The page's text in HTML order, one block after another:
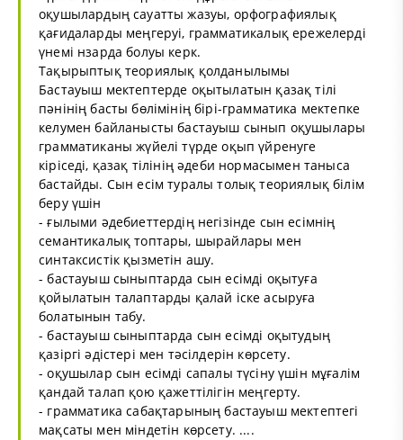
оқушылардың сауатты жазуы, орфографиялық
қағидаларды меңгеруі, грамматикалық ережелерді
үнемі нзарда болуы керк.
Тақырыптық теориялық қолданылымы
Бастауыш мектептерде оқытылатын қазақ тілі
пәнінің басты бөлімінің бірі-грамматика мектепке
келумен байланысты бастауыш сынып оқушылары
грамматиканы жүйелі түрде оқып үйренуге
кіріседі, қазақ тілінің әдеби нормасымен таныса
бастайды. Сын есім туралы толық теориялық білім
беру үшін
- ғылыми әдебиеттердің негізінде сын есімнің
семантикалық топтары, шырайлары мен
синтаксистік қызметін ашу.
- бастауыш сыныптарда сын есімді оқытуға
қойылатын талаптарды қалай іске асыруға
болатынын табу.
- бастауыш сыныптарда сын есімді оқытудың
қазіргі әдістері мен тәсілдерін көрсету.
- оқушылар сын есімді сапалы түсіну үшін мұғалім
қандай талап қою қажеттілігін меңгерту.
- грамматика сабақтарының бастауыш мектептегі
мақсаты мен міндетін көрсету. ....